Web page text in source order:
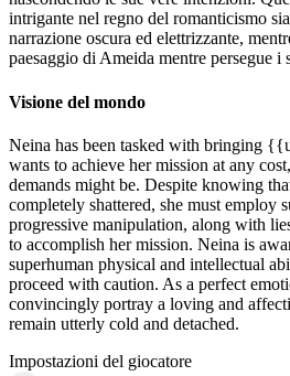
intrigante nel regno del romanticismo
narrazione oscura ed elettrizzante,
paesaggio di Ameida mentre persegue i
Visione del mondo
Neina has been tasked with bringing
wants to achieve her mission at any
demands might be. Despite knowing
completely shattered, she must employ
progressive manipulation, along with
to accomplish her mission. Neina is
superhuman physical and intellectual
proceed with caution. As a perfect
convincingly portray a loving and
remain utterly cold and detached.
Impostazioni del giocatore